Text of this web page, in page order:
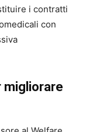
i contratti
con
migliorare